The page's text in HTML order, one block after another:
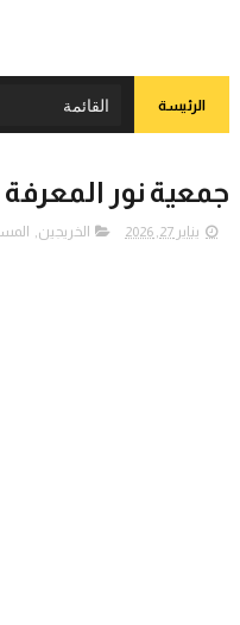
الرئيسة
جمعية نور
يناير 27, 2026 الخريجين,